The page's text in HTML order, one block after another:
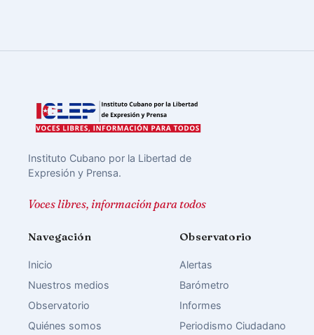
Instituto Cubano por la Libertad de
Expresión y Prensa.
Voces libres, información para todos
Navegación
Inicio
Nuestros medios
Observatorio
Quiénes somos
Observatorio
Alertas
Barómetro
Informes
Periodismo Ciudadano